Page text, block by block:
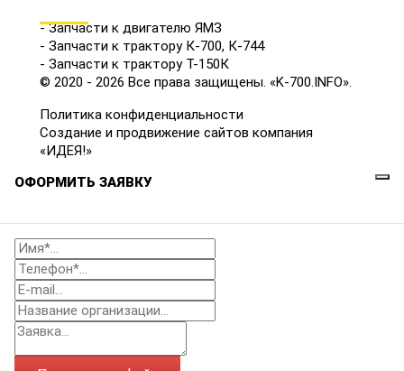
- Запчасти к двигателю ЯМЗ
- Запчасти к трактору К-700, К-744
- Запчасти к трактору Т-150К
© 2020 - 2026 Все права защищены. «K-700.INFO».
Политика конфиденциальности
Создание и продвижение сайтов компания
«ИДЕЯ!»
ОФОРМИТЬ ЗАЯВКУ